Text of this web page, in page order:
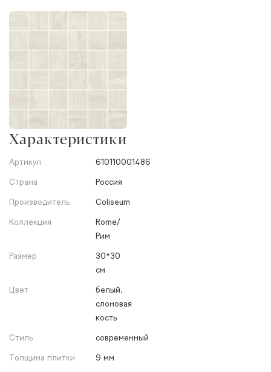
Характеристики
Артикул
610110001486
Страна
Россия
Производитель
Coliseum
Коллекция
Rome/
Рим
Размер
30*30
см
Цвет
белый,
слоновая
кость
Стиль
современный
Толщина плитки
9 мм